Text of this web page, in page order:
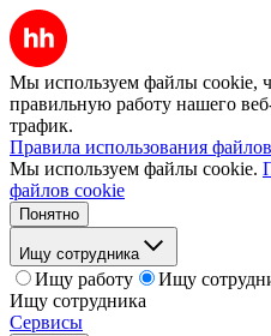
Мы используем файлы cookie,
правильную работу нашего
трафик.
Правила использования
Мы используем файлы cookie.
файлов cookie
Понятно
Ищу сотрудника
Ищу работу
Ищу
Ищу сотрудника
Сервисы